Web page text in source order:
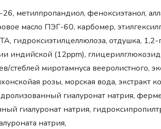
метилпропандиол, феноксиэтанол,
масло ПЭГ-60, карбомер,
гидроксиэтилцеллюлоза, отдушка, 1,2-
индийской (12ppm),
стеблей миротамнуса вееролистного,
розы, морская вода, экстракт
гиалуронат натрия,
гиалуронат натрия,
натрия,